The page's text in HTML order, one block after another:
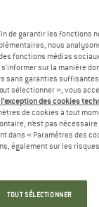
de garantir les fonctions
nous
fonctions médias
sur la manière
sans garanties
sélectionner », vous
des cookies
de cookies à tout
n’est pas
dans « Paramètres des
également sur les
TOUT SÉLECTIONNER